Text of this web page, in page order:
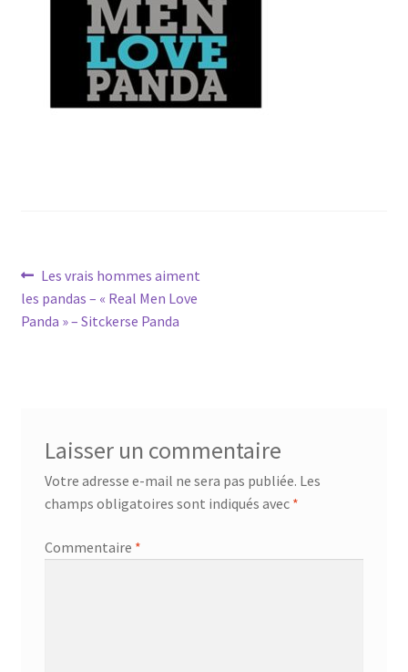
Navigation
de
Article
précédent :
Les vrais hommes aiment
les pandas – « Real Men Love
Panda » – Sitckerse Panda
Laisser un commentaire
Votre adresse e-mail ne sera pas publiée. Les
champs obligatoires sont indiqués avec *
Commentaire *